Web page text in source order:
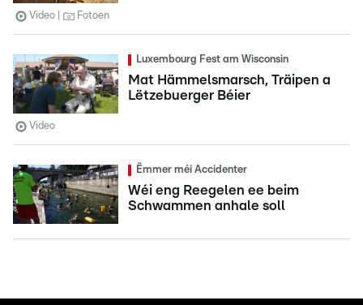
Video Fotoen
Luxembourg Fest am Wisconsin
Mat Hämmelsmarsch, Träipen a
Lëtzebuerger Béier
Video
Ëmmer méi Accidenter
Wéi eng Reegelen ee beim
Schwammen anhale soll